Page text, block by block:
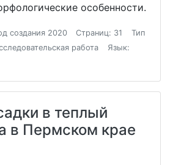
особенности.
создания 2020 Страниц: 31
Тип
работа
Язык:
в теплый
в Пермском крае